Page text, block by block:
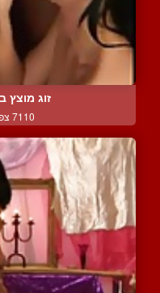
זוג מוצץ
7110 צפיות